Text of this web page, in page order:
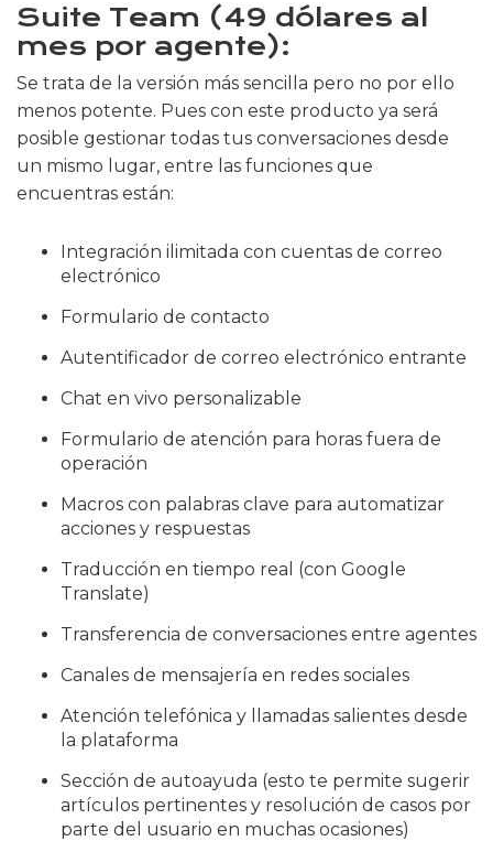
Suite Team (49 dólares al
mes por agente):
Se trata de la versión más sencilla pero no por ello
menos potente. Pues con este producto ya será
posible gestionar todas tus conversaciones desde
un mismo lugar, entre las funciones que
encuentras están:
Integración ilimitada con cuentas de correo
electrónico
Formulario de contacto
Autentificador de correo electrónico entrante
Chat en vivo personalizable
Formulario de atención para horas fuera de
operación
Macros con palabras clave para automatizar
acciones y respuestas
Traducción en tiempo real (con Google
Translate)
Transferencia de conversaciones entre agentes
Canales de mensajería en redes sociales
Atención telefónica y llamadas salientes desde
la plataforma
Sección de autoayuda (esto te permite sugerir
artículos pertinentes y resolución de casos por
parte del usuario en muchas ocasiones)